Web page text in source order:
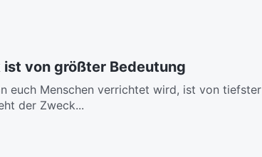
von größter Bedeutung
euch Menschen verrichtet wird, ist von tiefster
der Zweck...